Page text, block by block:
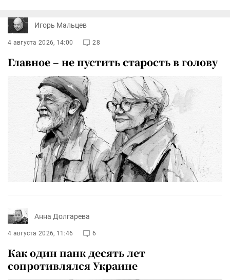
Игорь Мальцев
4 августа 2026, 14:00 28
Главное – не пустить старость в голову
Анна Долгарева
4 августа 2026, 11:46 6
Как один панк десять лет
сопротивлялся Украине